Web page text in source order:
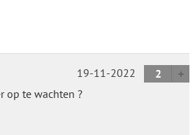
19-11-2022
2
op te wachten ?